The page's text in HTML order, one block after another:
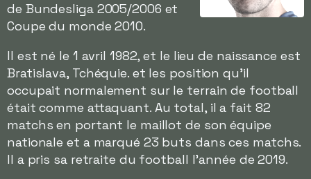
de Bundesliga 2005/2006 et
Coupe du monde 2010.
Il est né le 1 avril 1982, et le lieu de naissance est
Bratislava, Tchéquie. et les position qu'il
occupait normalement sur le terrain de football
était comme attaquant. Au total, il a fait 82
matchs en portant le maillot de son équipe
nationale et a marqué 23 buts dans ces matchs.
Il a pris sa retraite du football l'année de 2019.